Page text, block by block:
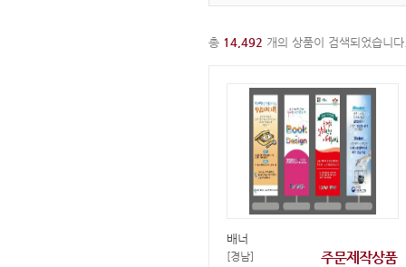
총 14,492 개의 상품이 검색되었습니
배너
[경남] 주문제작상품